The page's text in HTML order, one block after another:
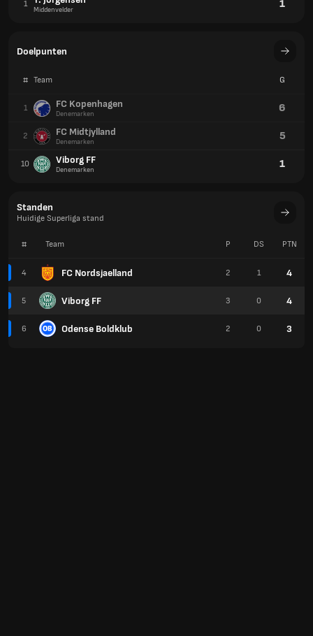
1
Middenvelder 1
Doelpunten
# Team G
1 FC Kopenhagen
Denemarken 6
2 FC Midtjylland
Denemarken 5
10 Viborg FF
Denemarken 1
Standen
Huidige Superliga stand
# Team
4 FC Nordsjaelland
5 Viborg FF
6 Odense Boldklub
P DS PTN
2 1 4
3 0 4
2 0 3